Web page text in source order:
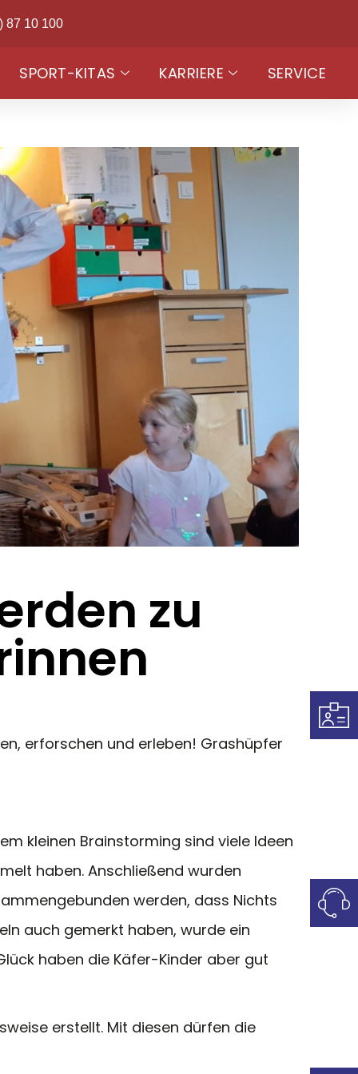
87 10 100
SPORT-KITAS KARRIERE SERVICE
zu
erforschen und erleben! Grashüpfer
kleinen Brainstorming sind viele Ideen
haben. Anschließend wurden
werden, dass Nichts
auch gemerkt haben, wurde ein
haben die Käfer-Kinder aber gut
erstellt. Mit diesen dürfen die